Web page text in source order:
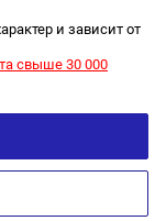
и зависит от
свыше 30 000